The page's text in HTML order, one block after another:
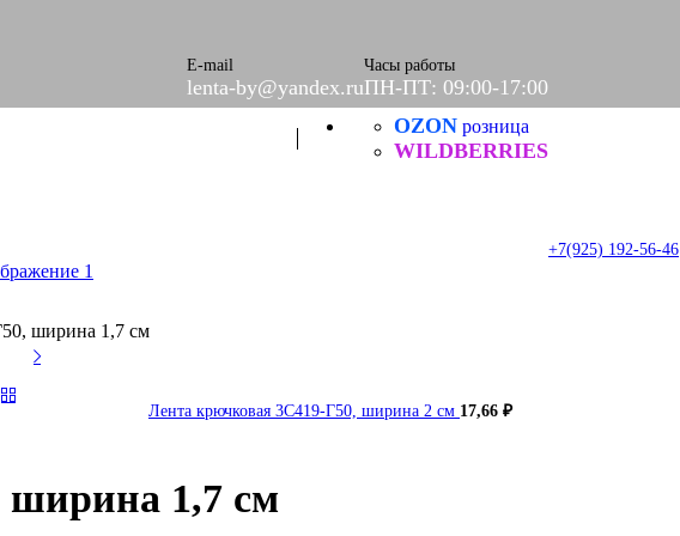
E-mail
lenta-by@yandex.ru
Часы работы
ПН-ПТ: 09:00-17:00
+7(925) 192-56-46
OZON розница
WILDBERRIES
ширина 1,7 см
Лента крючковая 3С419-Г50, ширина 2 см 17,66 ₽
ширина 1,7 см